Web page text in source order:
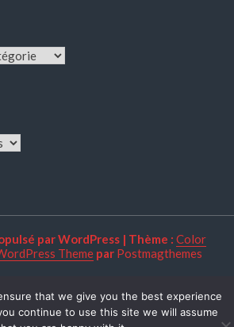
par WordPress | Thème : Color
Themepar Postmagthemes
that we give you the best experience
continue to use this site we will assume